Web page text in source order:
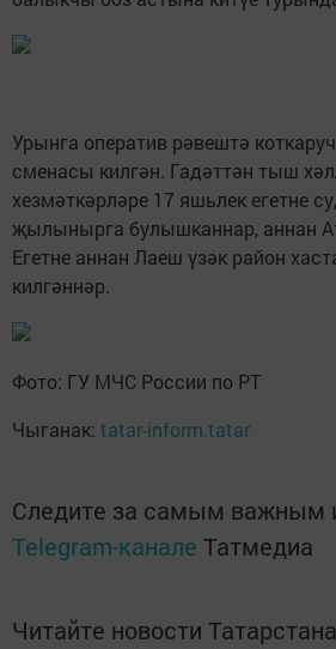
Урынга оператив рәвештә
сменасы килгән. Гадәттән тыш
хезмәткәрләре 17 яшьлек егетне
җылынырга булышканнар, аннан
Егетне аннан Лаеш үзәк район
килгәннәр.
Фото: ГУ МЧС России по РТ
Чыганак: tatar-inform.tatar
Следите за самым важным
Telegram-канале Татмедиа
Читайте новости